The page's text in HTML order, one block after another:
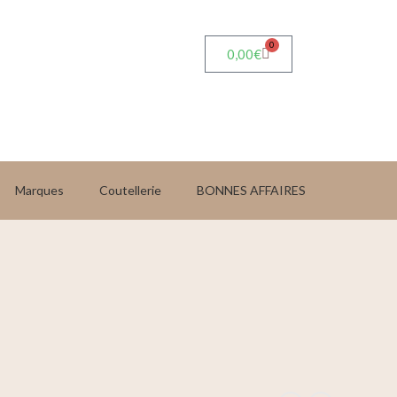
0,00€
0
Marques Coutellerie BONNES AFFAIRES